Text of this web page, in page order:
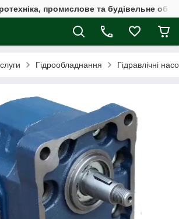
промислове та будівельне
Гідрообладнання Гідравлічні